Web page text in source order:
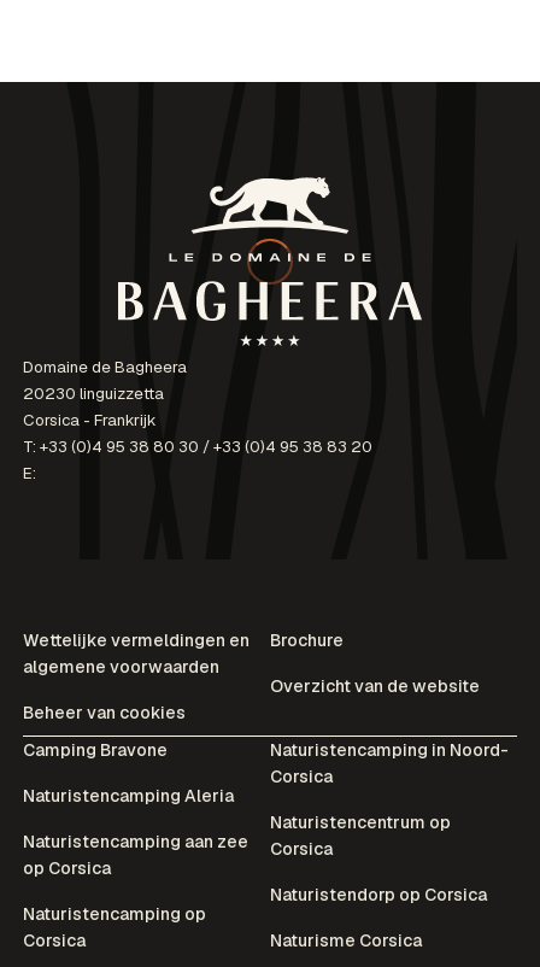
Domaine de Bagheera
20230 linguizzetta
Corsica - Frankrijk
T:+33 (0)4 95 38 80 30 /+33 (0)4 95 38 83 20
E:
Wettelijke vermeldingen en
algemene voorwaarden
Beheer van cookies
Brochure
Overzicht van de website
Camping Bravone
Naturistencamping Aleria
Naturistencamping aan zee
op Corsica
Naturistencamping op
Corsica
Naturistencamping in Noord-
Corsica
Naturistencentrum op
Corsica
Naturistendorp op Corsica
Naturisme Corsica